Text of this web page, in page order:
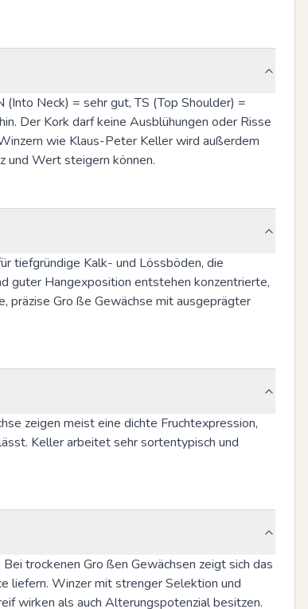
Neck) = sehr gut, TS (Top Shoulder) =
Der Kork darf keine Ausblühungen oder Risse
wie Klaus-Peter Keller wird außerdem
und Wert steigern können.
tiefgründige Kalk- und Lössböden, die
guter Hangexposition entstehen konzentrierte,
präzise Gro ße Gewächse mit ausgeprägter
zeigen meist eine dichte Fruchtexpression,
Keller arbeitet sehr sortentypisch und
trockenen Gro ßen Gewächsen zeigt sich das
liefern. Winzer mit strenger Selektion und
wirken als auch Alterungspotenzial besitzen.